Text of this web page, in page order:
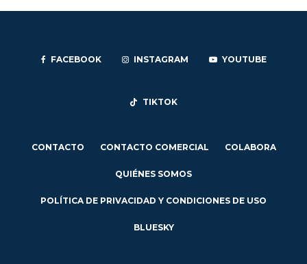
FACEBOOK INSTAGRAM YOUTUBE
TIKTOK
CONTACTO CONTACTO COMERCIAL COLABORA
QUIÉNES SOMOS
POLÍTICA DE PRIVACIDAD Y CONDICIONES DE USO
BLUESKY